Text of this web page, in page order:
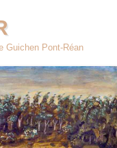
Guichen Pont-Réan